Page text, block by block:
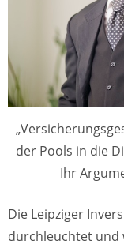
der Pools in die
Ihr
Die Leipziger
durchleuchtet und